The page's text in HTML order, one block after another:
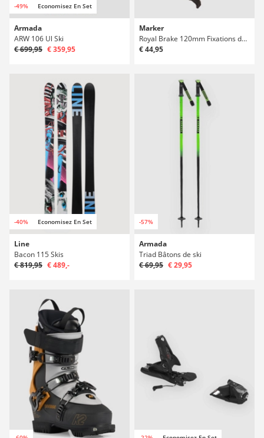
-49% Economisez En Set
Armada
ARW 106 Ul Ski
€ 699,95 € 359,95
Marker
Royal Brake 120mm Fixations de ski
€ 44,95
-40% Economisez En Set
Line
Bacon 115 Skis
€ 819,95 € 489,-
-57%
Armada
Triad Bâtons de ski
€ 69,95 € 29,95